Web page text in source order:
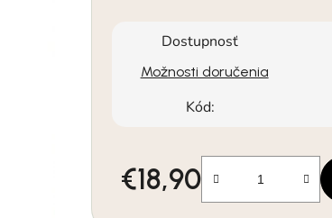
Dostupnosť
Možnosti doručenia
Kód:
€18,90
Jednotková cena: